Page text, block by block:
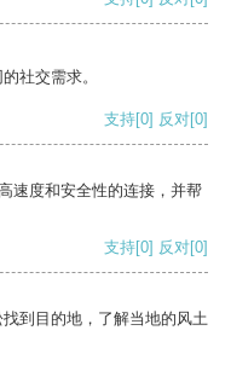
社交需求。
支持[0] 反对[0]
速度和安全性的连接，并帮
支持[0] 反对[0]
到目的地，了解当地的风土